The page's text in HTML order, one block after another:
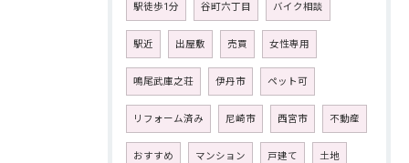
駅徒歩1分 谷町六丁目 バイク相談
駅近 出屋敷 売買 女性専用
鳴尾武庫之荘 伊丹市 ペット可
リフォーム済み 尼崎市 西宮市 不動産
おすすめ マンション 戸建て 土地